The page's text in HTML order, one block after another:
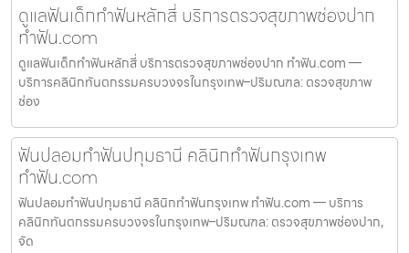
ดูแลฟันเด็กทำฟันหลักสี่ บริการตรวจสุขภาพช่องปาก
ทำฟัน.com
ดูแลฟันเด็กทำฟันหลักสี่ บริการตรวจสุขภาพช่องปาก ทำฟัน.com —
บริการคลินิกทันตกรรมครบวงจรในกรุงเทพ–ปริมณฑล: ตรวจสุขภาพ
ช่อง
ฟันปลอมทำฟันปทุมธานี คลินิกทำฟันกรุงเทพ
ทำฟัน.com
ฟันปลอมทำฟันปทุมธานี คลินิกทำฟันกรุงเทพ ทำฟัน.com — บริการ
คลินิกทันตกรรมครบวงจรในกรุงเทพ–ปริมณฑล: ตรวจสุขภาพช่องปาก,
จัด